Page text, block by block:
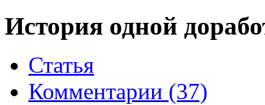
История одной
Статья
Комментарии (37)